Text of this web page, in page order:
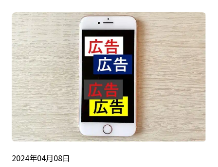
2024年04月08日